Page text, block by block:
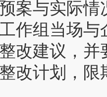
案与实际
作组当场
改建议，
改计划，限